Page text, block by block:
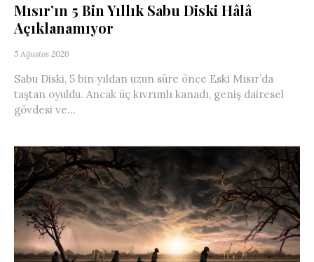
Mısır’ın 5 Bin Yıllık Sabu Diski Hâlâ
Açıklanamıyor
5 Ağustos 2026
Sabu Diski, 5 bin yıldan uzun süre önce Eski Mısır’da
taştan oyuldu. Ancak üç kıvrımlı kanadı, geniş dairesel
gövdesi ve...